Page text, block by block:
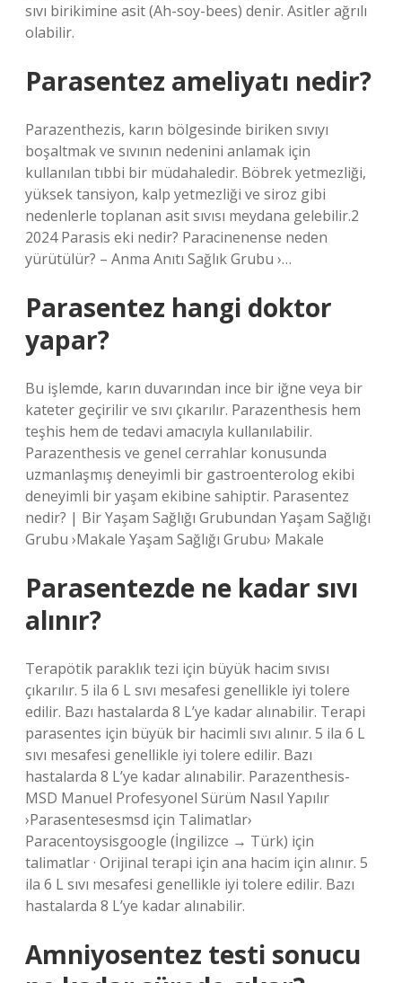
sıvı birikimine asit (Ah-soy-bees) denir. Asitler ağrılı
olabilir.
Parasentez ameliyatı nedir?
Parazenthezis, karın bölgesinde biriken sıvıyı
boşaltmak ve sıvının nedenini anlamak için
kullanılan tıbbi bir müdahaledir. Böbrek yetmezliği,
yüksek tansiyon, kalp yetmezliği ve siroz gibi
nedenlerle toplanan asit sıvısı meydana gelebilir.2
2024 Parasis eki nedir? Paracinenense neden
yürütülür? – Anma Anıtı Sağlık Grubu ›…
Parasentez hangi doktor
yapar?
Bu işlemde, karın duvarından ince bir iğne veya bir
kateter geçirilir ve sıvı çıkarılır. Parazenthesis hem
teşhis hem de tedavi amacıyla kullanılabilir.
Parazenthesis ve genel cerrahlar konusunda
uzmanlaşmış deneyimli bir gastroenterolog ekibi
deneyimli bir yaşam ekibine sahiptir. Parasentez
nedir? | Bir Yaşam Sağlığı Grubundan Yaşam Sağlığı
Grubu ›Makale Yaşam Sağlığı Grubu› Makale
Parasentezde ne kadar sıvı
alınır?
Terapötik paraklık tezi için büyük hacim sıvısı
çıkarılır. 5 ila 6 L sıvı mesafesi genellikle iyi tolere
edilir. Bazı hastalarda 8 L’ye kadar alınabilir. Terapi
parasentes için büyük bir hacimli sıvı alınır. 5 ila 6 L
sıvı mesafesi genellikle iyi tolere edilir. Bazı
hastalarda 8 L’ye kadar alınabilir. Parazenthesis-
MSD Manuel Profesyonel Sürüm Nasıl Yapılır
›Parasentesesmsd için Talimatlar›
Paracentoysisgoogle (İngilizce → Türk) için
talimatlar · Orijinal terapi için ana hacim için alınır. 5
ila 6 L sıvı mesafesi genellikle iyi tolere edilir. Bazı
hastalarda 8 L’ye kadar alınabilir.
Amniyosentez testi sonucu